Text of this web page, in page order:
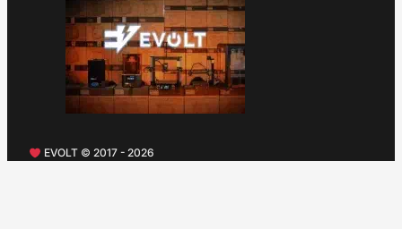
EVOLT © 2017 - 2026